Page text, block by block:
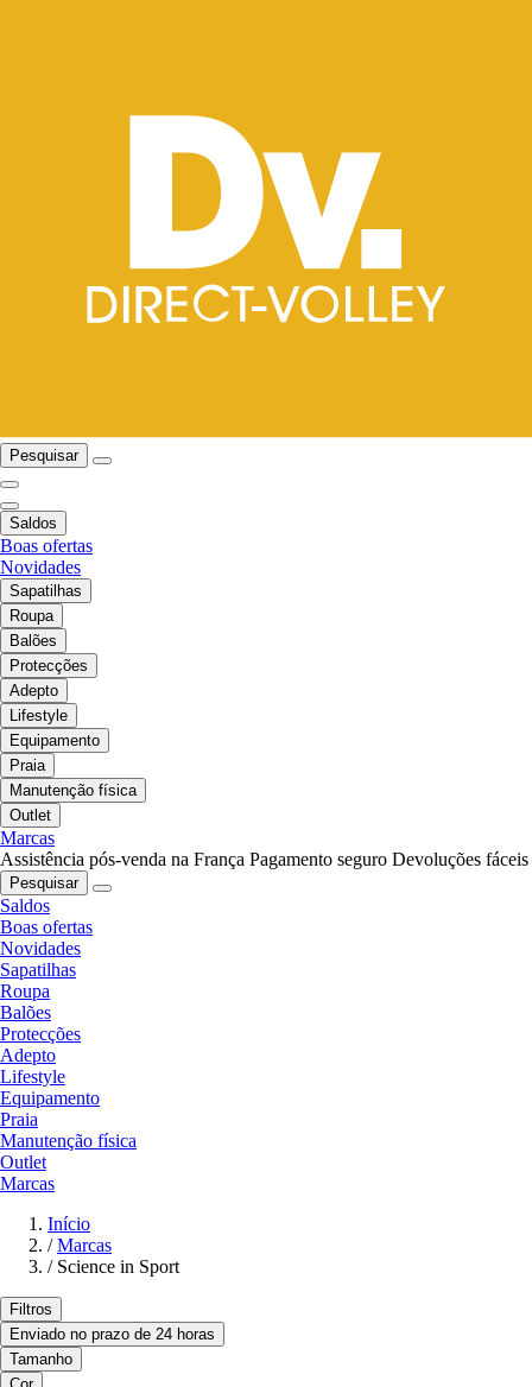
Pesquisar
Saldos
Boas ofertas
Novidades
Sapatilhas
Roupa
Balões
Protecções
Adepto
Lifestyle
Equipamento
Praia
Manutenção física
Outlet
Marcas
Assistência pós-venda na França Pagamento seguro Devoluções fáceis
Pesquisar
Saldos
Boas ofertas
Novidades
Sapatilhas
Roupa
Balões
Protecções
Adepto
Lifestyle
Equipamento
Praia
Manutenção física
Outlet
Marcas
Início
/ Marcas
/ Science in Sport
Filtros
Enviado no prazo de 24 horas
Tamanho